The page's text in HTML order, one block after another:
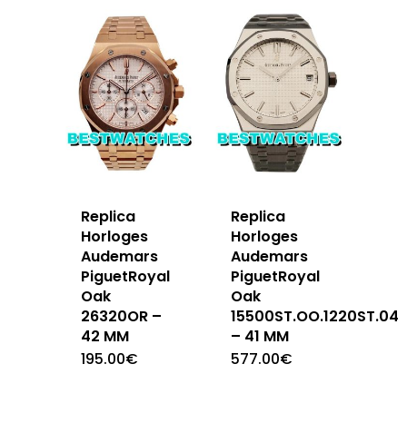
Replica
Horloges
Audemars
PiguetRoyal
Oak
26320OR –
42 MM
195.00€
Replica
Horloges
Audemars
PiguetRoyal
Oak
15500ST.OO.1220ST.04
– 41 MM
577.00€